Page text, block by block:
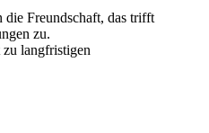
die Freundschaft, das trifft
zu.
langfristigen